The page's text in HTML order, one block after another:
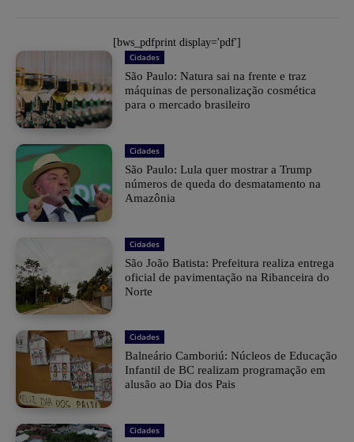
[bws_pdfprint display='pdf']
Cidades
São Paulo: Natura sai na frente e traz
máquinas de personalização cosmética
para o mercado brasileiro
Cidades
São Paulo: Lula quer mostrar a Trump
números de queda do desmatamento na
Amazônia
Cidades
São João Batista: Prefeitura realiza entrega
oficial de pavimentação na Ribanceira do
Norte
Cidades
Balneário Camboriú: Núcleos de Educação
Infantil de BC realizam programação em
alusão ao Dia dos Pais
Cidades